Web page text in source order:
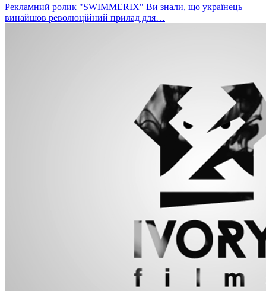
Рекламний ролик "SWIMMERIX" Ви знали, що українець
винайшов революційний прилад для…